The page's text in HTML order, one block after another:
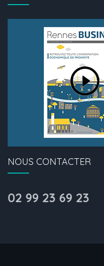
NOUS CONTACTER
02 99 23 69 23